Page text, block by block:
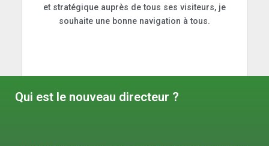
et stratégique auprès de tous ses visiteurs, je
souhaite une bonne navigation à tous.
Qui est le nouveau directeur ?